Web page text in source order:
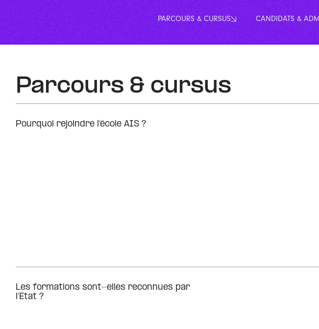
PARCOURS & CURSUS CANDIDATS &
Parcours & cursus
Pourquoi rejoindre l’école AIS ?
Les formations sont-elles reconnues par
l’Etat ?